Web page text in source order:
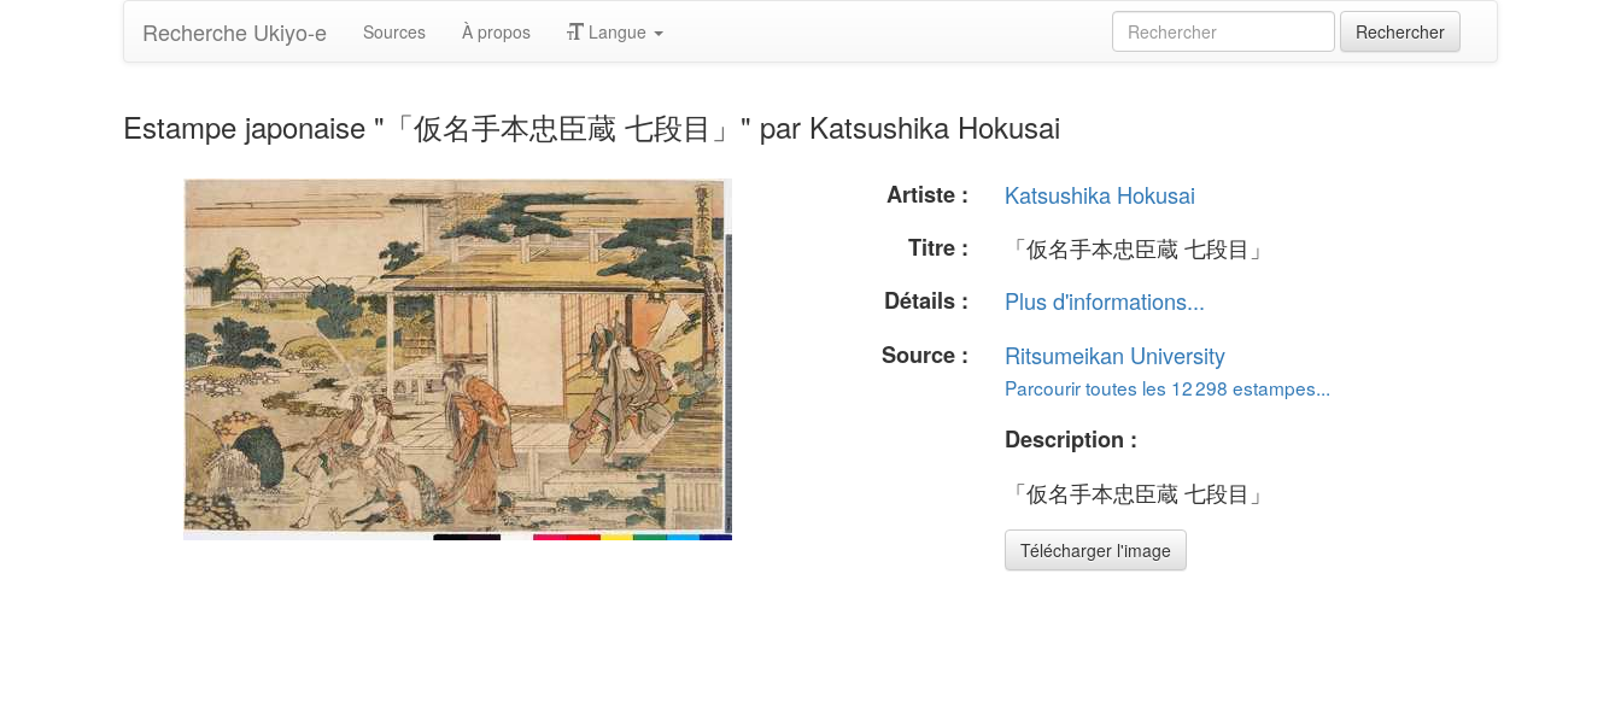
Recherche Ukiyo-e Sources À propos Langue
Estampe japonaise "「仮名手本忠臣蔵 七段目」" par Katsushika Hokusai
Artiste :
Katsushika Hokusai
Titre :
「仮名手本忠臣蔵 七段目」
Détails :
Plus d'informations...
Source :
Ritsumeikan University
Parcourir toutes les 12 298 estampes...
Description :
「仮名手本忠臣蔵 七段目」
Télécharger l'image